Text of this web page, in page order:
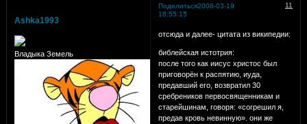
Поделиться 11
2008-03-19
18:55:15
Ashka1993
Владыка Земель
отсюда и далее- цитата из википедии:
библейская истотрия:
после того как иисус христос был
приговорён к распятию, иуда,
предавший его, возвратил 30
сребреников первосвященникам и
старейшинам, говоря: «согрешил я,
предав кровь невинную». они же